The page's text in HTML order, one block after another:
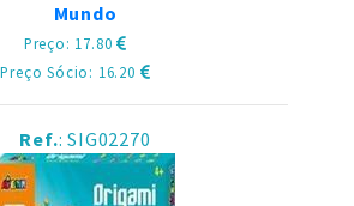
Mundo
Preço: 17.80
Preço Sócio: 16.20
Ref.: SIG02270